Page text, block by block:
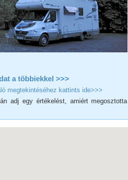
a többiekkel >>>
megtekintéséhez kattints ide>>>
adj egy értékelést, amiért megosztotta